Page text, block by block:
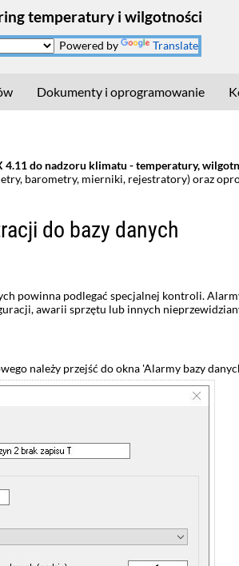
temperatury i wilgotności
Powered by Translate
Dokumenty i oprogramowanie
do nadzoru klimatu - temperatury,
barometry, mierniki, rejestratory) oraz
do bazy danych
powinna podlegać specjalnej kontroli.
awarii sprzętu lub innych
należy przejść do okna 'Alarmy bazy